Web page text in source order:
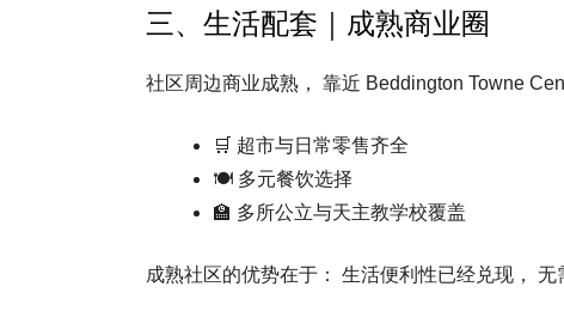
三、生活配套｜成熟商业圈
社区周边商业成熟， 靠近 Beddington Towne
🛒 超市与日常零售齐全
🍽 多元餐饮选择
🏫 多所公立与天主教学校覆盖
成熟社区的优势在于： 生活便利性已经兑现， 无